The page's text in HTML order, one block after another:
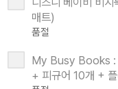
매트)
품절
My Busy Books
+ 피규어 10개 +